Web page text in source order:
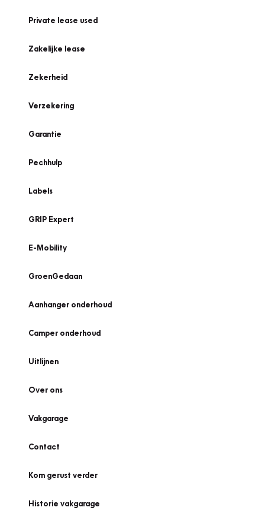
Private lease used
Zakelijke lease
Zekerheid
Verzekering
Garantie
Pechhulp
Labels
GRIP Expert
E-Mobility
GroenGedaan
Aanhanger onderhoud
Camper onderhoud
Uitlijnen
Over ons
Vakgarage
Contact
Kom gerust verder
Historie vakgarage